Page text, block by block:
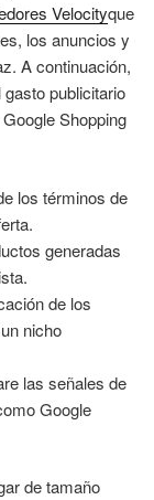
Velocityque
los anuncios y
A continuación,
publicitario
Shopping
los términos de
generadas
de los
nicho
las señales de
Google
de tamaño